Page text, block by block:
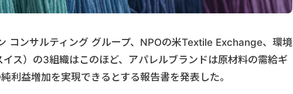
コンサルティング グループ、NPOの米Textile Exchange、環境
ス）の3組織はこのほど、アパレルブランドは原材料の需給ギ
利益増加を実現できるとする報告書を発表した。